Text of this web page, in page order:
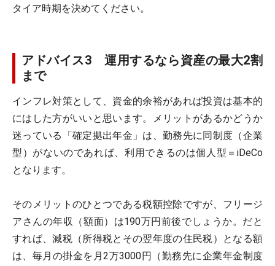
タイア時期を決めてください。
アドバイス3 運用するなら資産の最大2割
まで
インフレ対策として、資金的余裕があれば投資は基本的
にはした方がいいと思います。メリットがあるかどうか
迷っている「確定拠出年金」は、勤務先に同制度（企業
型）がないのであれば、利用できるのは個人型＝iDeCo
となります。
そのメリットのひとつである税額控除ですが、フリージ
アさんの年収（額面）は190万円前後でしょうか。だと
すれば、減税（所得税とその翌年度の住民税）となる額
は、毎月の掛金を月2万3000円（勤務先に企業年金制度